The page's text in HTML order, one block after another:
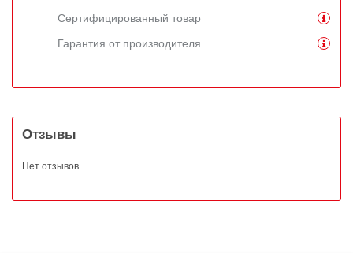
Сертифицированный товар
Гарантия от производителя
Отзывы
Нет отзывов